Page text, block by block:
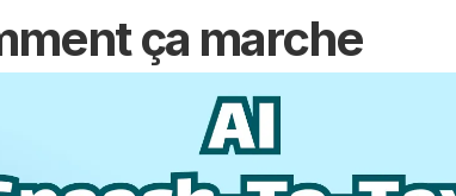
ça marche